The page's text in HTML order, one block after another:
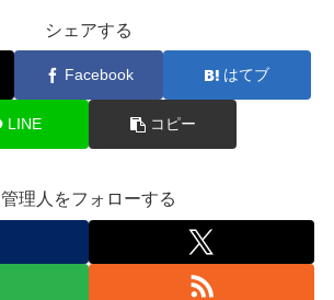
シェアする
Facebook はてブ
LINE コピー
管理人をフォローする